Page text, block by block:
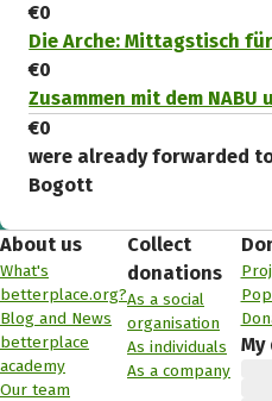
€0
Die Arche: Mittagstisch
€0
Zusammen mit dem
€0
were already forwarded
Bogott
About us
What's
betterplace.org?
Blog and News
betterplace
academy
Our team
Collect
donations
As a social
organisation
As individuals
As a company